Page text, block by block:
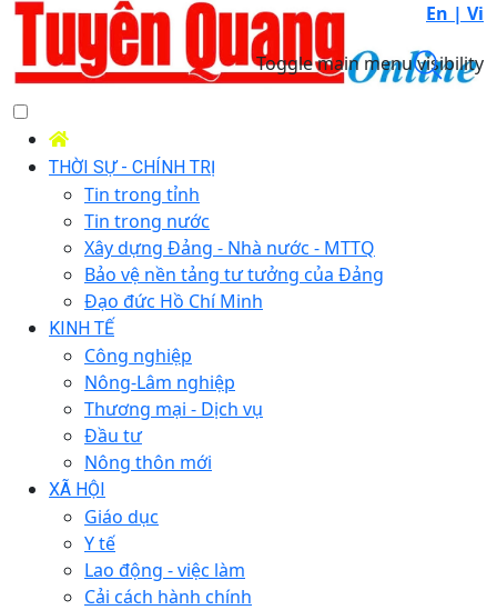
En | Vi
Toggle main menu visibility
THỜI SỰ - CHÍNH TRỊ
Tin trong tỉnh
Tin trong nước
Xây dựng Đảng - Nhà nước - MTTQ
Bảo vệ nền tảng tư tưởng của Đảng
Đạo đức Hồ Chí Minh
KINH TẾ
Công nghiệp
Nông-Lâm nghiệp
Thương mại - Dịch vụ
Đầu tư
Nông thôn mới
XÃ HỘI
Giáo dục
Y tế
Lao động - việc làm
Cải cách hành chính